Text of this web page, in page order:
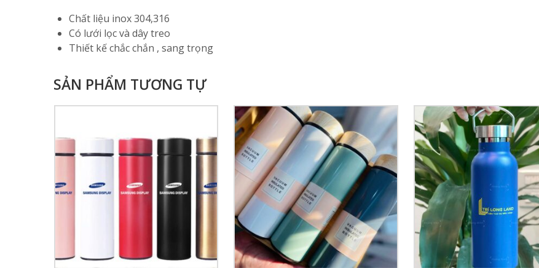
Chất liệu inox 304,316
Có lưới lọc và dây treo
Thiết kế chắc chắn , sang trọng
SẢN PHẨM TƯƠNG TỰ